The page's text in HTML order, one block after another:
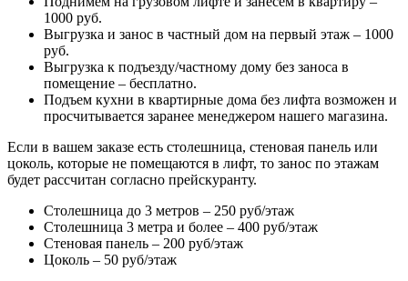
1000 руб.
Выгрузка и занос в частный дом на первый этаж – 1000
руб.
Выгрузка к подъезду/частному дому без заноса в
помещение – бесплатно.
Подъем кухни в квартирные дома без лифта возможен и
просчитывается заранее менеджером нашего магазина.
Если в вашем заказе есть столешница, стеновая панель или
цоколь, которые не помещаются в лифт, то занос по этажам
будет рассчитан согласно прейскуранту.
Столешница до 3 метров – 250 руб/этаж
Столешница 3 метра и более – 400 руб/этаж
Стеновая панель – 200 руб/этаж
Цоколь – 50 руб/этаж